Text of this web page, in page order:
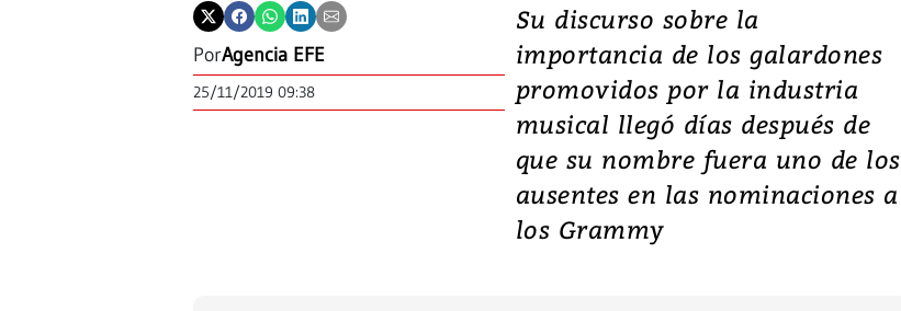
PorAgencia EFE
25/11/2019 09:38
Su discurso sobre la
importancia de los galardones
promovidos por la industria
musical llegó días después de
que su nombre fuera uno de los
ausentes en las nominaciones a
los Grammy
Video, Japón: Terremoto
deja heridos y graves
daños en Kumamoto